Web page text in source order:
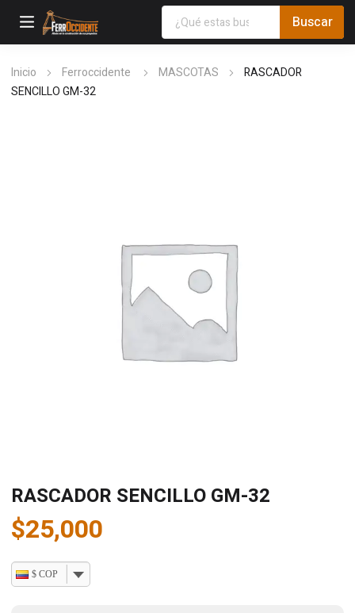
Inicio Ferroccidente MASCOTAS
RASCADOR
SENCILLO GM-32
RASCADOR SENCILLO GM-32
$25,000
$ COP